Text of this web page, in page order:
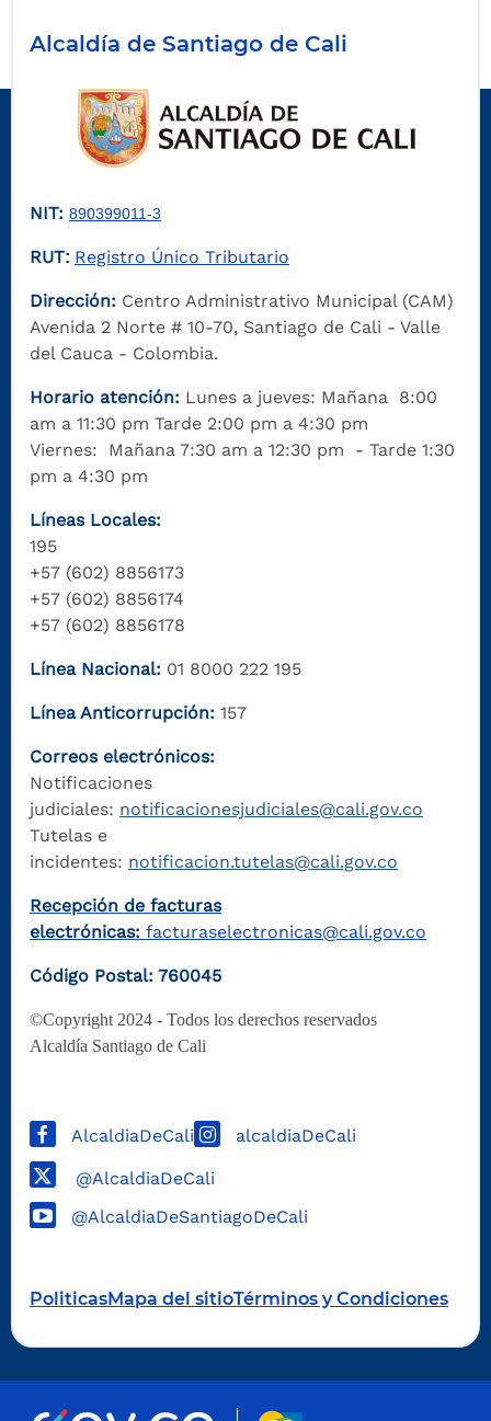
Alcaldía de Santiago de Cali
NIT: 890399011-3
RUT: Registro Único Tributario
Dirección: Centro Administrativo Municipal (CAM)
Avenida 2 Norte # 10-70, Santiago de Cali - Valle
del Cauca - Colombia.
Horario atención: Lunes a jueves: Mañana 8:00
am a 11:30 pm Tarde 2:00 pm a 4:30 pm
Viernes: Mañana 7:30 am a 12:30 pm - Tarde 1:30
pm a 4:30 pm
Líneas Locales:
195
+57 (602) 8856173
+57 (602) 8856174
+57 (602) 8856178
Línea Nacional: 01 8000 222 195
Línea Anticorrupción: 157
Correos electrónicos:
Notificaciones
judiciales: notificacionesjudiciales@cali.gov.co
Tutelas e
incidentes: notificacion.tutelas@cali.gov.co
Recepción de facturas
electrónicas: facturaselectronicas@cali.gov.co
Código Postal: 760045
©Copyright 2024 - Todos los derechos reservados
Alcaldía Santiago de Cali
AlcaldiaDeCali alcaldiaDeCali
@AlcaldiaDeCali
@AlcaldiaDeSantiagoDeCali
PoliticasMapa del sitioTérminos y Condiciones